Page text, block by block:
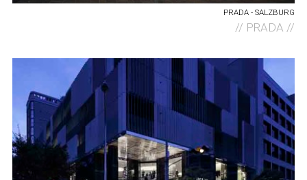
PRADA - SALZBURG
// PRADA //